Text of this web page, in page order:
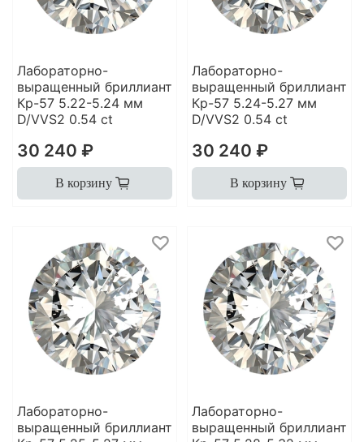
Лабораторно-
выращенный бриллиант
Кр-57 5.22-5.24 мм
D/VVS2 0.54 ct
30 240 ₽
В корзину
Лабораторно-
выращенный бриллиант
Кр-57 5.24-5.27 мм
D/VVS2 0.54 ct
30 240 ₽
В корзину
Лабораторно-
выращенный бриллиант
Лабораторно-
выращенный бриллиант